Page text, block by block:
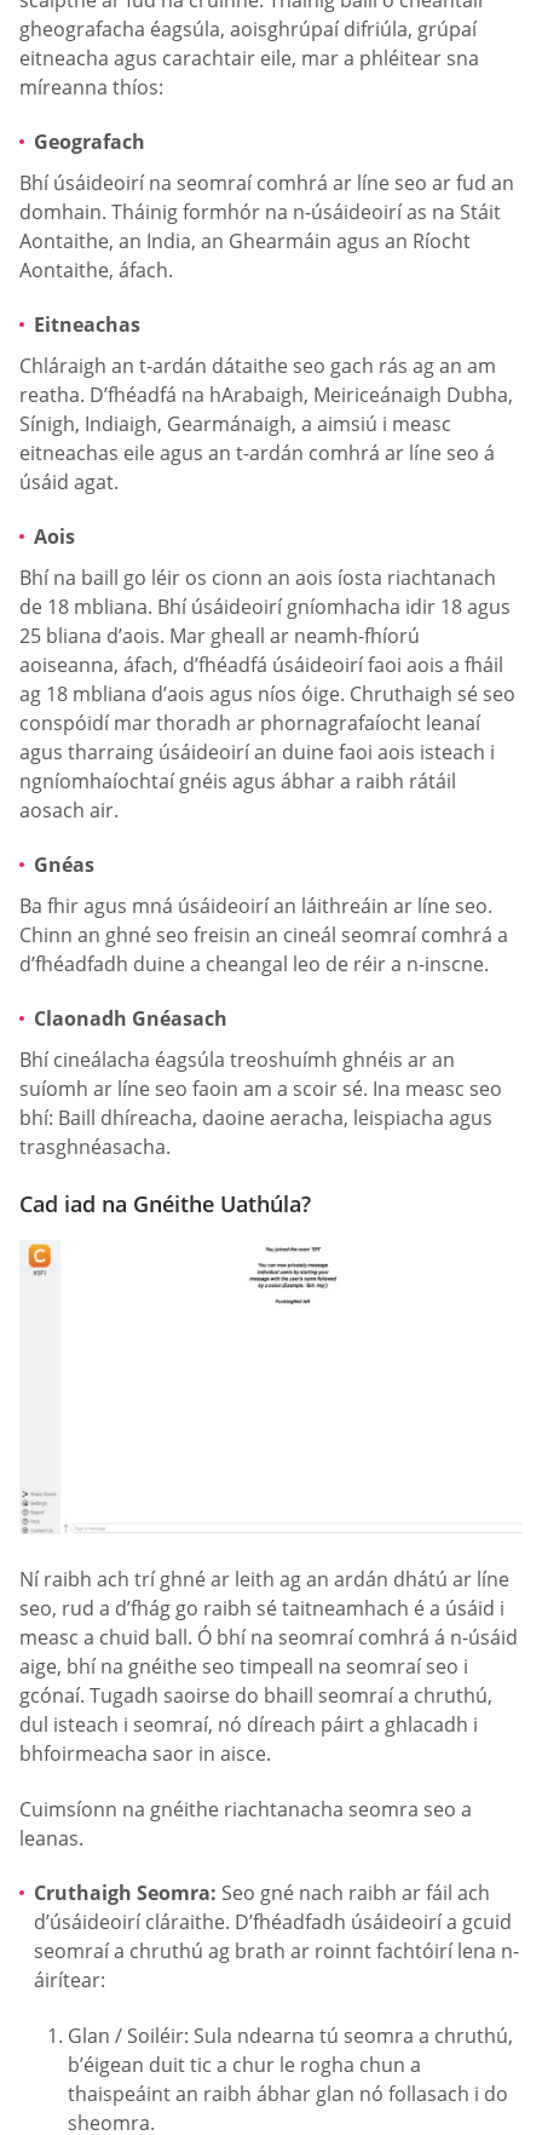
gheografacha éagsúla, aoisghrúpaí difriúla, grúpaí
eitneacha agus carachtair eile, mar a phléitear sna
míreanna thíos:
Geografach
Bhí úsáideoirí na seomraí comhrá ar líne seo ar fud an
domhain. Tháinig formhór na n-úsáideoirí as na Stáit
Aontaithe, an India, an Ghearmáin agus an Ríocht
Aontaithe, áfach.
Eitneachas
Chláraigh an t-ardán dátaithe seo gach rás ag an am
reatha. D’fhéadfá na hArabaigh, Meiriceánaigh Dubha,
Sínigh, Indiaigh, Gearmánaigh, a aimsiú i measc
eitneachas eile agus an t-ardán comhrá ar líne seo á
úsáid agat.
Aois
Bhí na baill go léir os cionn an aois íosta riachtanach
de 18 mbliana. Bhí úsáideoirí gníomhacha idir 18 agus
25 bliana d’aois. Mar gheall ar neamh-fhíorú
aoiseanna, áfach, d’fhéadfá úsáideoirí faoi aois a fháil
ag 18 mbliana d’aois agus níos óige. Chruthaigh sé seo
conspóidí mar thoradh ar phornagrafaíocht leanaí
agus tharraing úsáideoirí an duine faoi aois isteach i
ngníomhaíochtaí gnéis agus ábhar a raibh rátáil
aosach air.
Gnéas
Ba fhir agus mná úsáideoirí an láithreáin ar líne seo.
Chinn an ghné seo freisin an cineál seomraí comhrá a
d’fhéadfadh duine a cheangal leo de réir a n-inscne.
Claonadh Gnéasach
Bhí cineálacha éagsúla treoshuímh ghnéis ar an
suíomh ar líne seo faoin am a scoir sé. Ina measc seo
bhí: Baill dhíreacha, daoine aeracha, leispiacha agus
trasghnéasacha.
Cad iad na Gnéithe Uathúla?
Ní raibh ach trí ghné ar leith ag an ardán dhátú ar líne
seo, rud a d’fhág go raibh sé taitneamhach é a úsáid i
measc a chuid ball. Ó bhí na seomraí comhrá á n-úsáid
aige, bhí na gnéithe seo timpeall na seomraí seo i
gcónaí. Tugadh saoirse do bhaill seomraí a chruthú,
dul isteach i seomraí, nó díreach páirt a ghlacadh i
bhfoirmeacha saor in aisce.
Cuimsíonn na gnéithe riachtanacha seomra seo a
leanas.
Cruthaigh Seomra: Seo gné nach raibh ar fáil ach
d’úsáideoirí cláraithe. D’fhéadfadh úsáideoirí a gcuid
seomraí a chruthú ag brath ar roinnt fachtóirí lena n-
áirítear:
Glan / Soiléir: Sula ndearna tú seomra a chruthú,
b’éigean duit tic a chur le rogha chun a
thaispeáint an raibh ábhar glan nó follasach i do
sheomra.